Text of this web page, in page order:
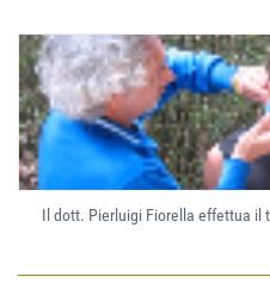
Il dott. Pierluigi Fiorella effettua il